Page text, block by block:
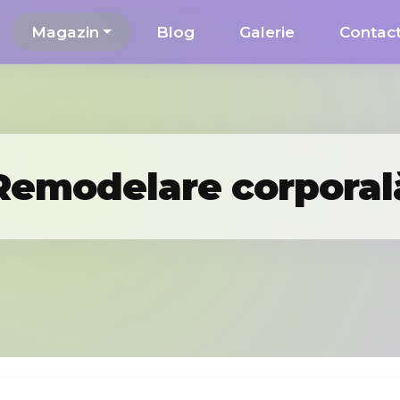
Magazin Blog Galerie